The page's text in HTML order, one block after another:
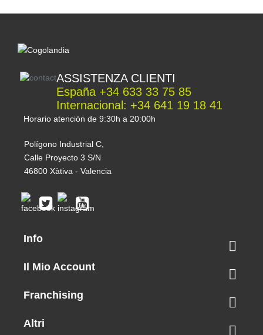
ASSISTENZA CLIENTI
España +34 633 33 75 85
Internacional: +34 641 19 18 41
Horario atención de 9:30h a 20:00h
Polígono Industrial C,
Calle Proyecto 3 S/N
46800 Xàtiva - Valencia
Info 
Il Mio Account 
Franchising 
Altri 